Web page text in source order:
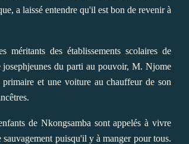
a laissé entendre qu'il est bon de revenir à
des établissements scolaires de
jeunes du parti au pouvoir, M. Njome
et une voiture au chauffeur de son
de Nkongsamba sont appelés à vivre
puisqu'il y à manger pour tous.